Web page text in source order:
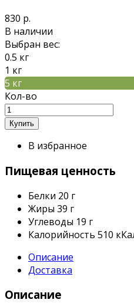
830 р.
В наличии
Выбран вес:
0.5 кг
1 кг
5 кг
Кол-во
В избранное
Пищевая ценность
Белки 20 г
Жиры 39 г
Углеводы 19 г
Калорийность 510
Описание
Доставка
Описание